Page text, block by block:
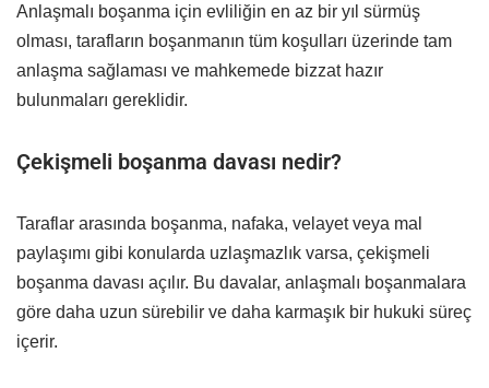
Anlaşmalı boşanma için evliliğin en az bir yıl sürmüş
olması, tarafların boşanmanın tüm koşulları üzerinde tam
anlaşma sağlaması ve mahkemede bizzat hazır
bulunmaları gereklidir.
Çekişmeli boşanma davası nedir?
Taraflar arasında boşanma, nafaka, velayet veya mal
paylaşımı gibi konularda uzlaşmazlık varsa, çekişmeli
boşanma davası açılır. Bu davalar, anlaşmalı boşanmalara
göre daha uzun sürebilir ve daha karmaşık bir hukuki süreç
içerir.